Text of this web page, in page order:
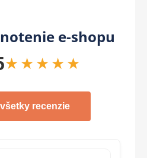
e-shopu
★★★★★
recenzie